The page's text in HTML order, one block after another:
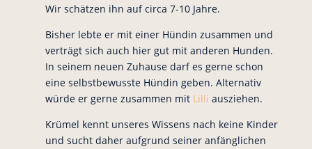
Wir schätzen ihn auf circa 7-10 Jahre.
Bisher lebte er mit einer Hündin zusammen und
verträgt sich auch hier gut mit anderen Hunden.
In seinem neuen Zuhause darf es gerne schon
eine selbstbewusste Hündin geben. Alternativ
würde er gerne zusammen mit Lilli ausziehen.
Krümel kennt unseres Wissens nach keine Kinder
und sucht daher aufgrund seiner anfänglichen